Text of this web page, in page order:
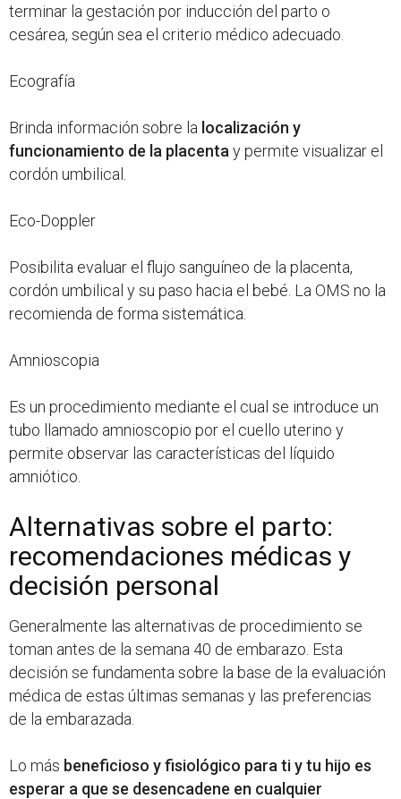
terminar la gestación por inducción del parto o
cesárea, según sea el criterio médico adecuado.
Ecografía
Brinda información sobre la localización y
funcionamiento de la placenta y permite visualizar el
cordón umbilical.
Eco-Doppler
Posibilita evaluar el flujo sanguíneo de la placenta,
cordón umbilical y su paso hacia el bebé. La OMS no la
recomienda de forma sistemática.
Amnioscopia
Es un procedimiento mediante el cual se introduce un
tubo llamado amnioscopio por el cuello uterino y
permite observar las características del líquido
amniótico.
Alternativas sobre el parto:
recomendaciones médicas y
decisión personal
Generalmente las alternativas de procedimiento se
toman antes de la semana 40 de embarazo. Esta
decisión se fundamenta sobre la base de la evaluación
médica de estas últimas semanas y las preferencias
de la embarazada.
Lo más beneficioso y fisiológico para ti y tu hijo es
esperar a que se desencadene en cualquier